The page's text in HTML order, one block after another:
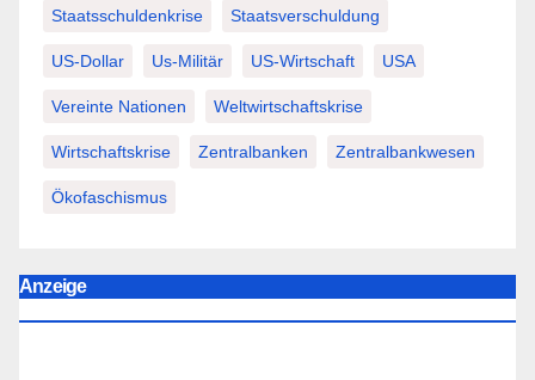
Staatsschuldenkrise Staatsverschuldung
US-Dollar Us-Militär US-Wirtschaft USA
Vereinte Nationen Weltwirtschaftskrise
Wirtschaftskrise Zentralbanken Zentralbankwesen
Ökofaschismus
Anzeige